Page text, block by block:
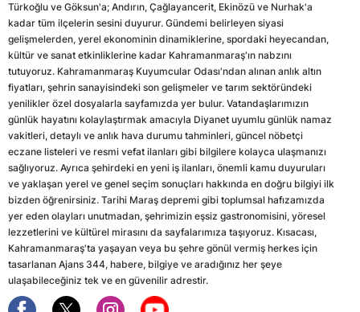
Türkoğlu ve Göksun'a; Andırın, Çağlayancerit, Ekinözü ve Nurhak'a
kadar tüm ilçelerin sesini duyurur. Gündemi belirleyen siyasi
gelişmelerden, yerel ekonominin dinamiklerine, spordaki heyecandan,
kültür ve sanat etkinliklerine kadar Kahramanmaraş'ın nabzını
tutuyoruz. Kahramanmaraş Kuyumcular Odası'ndan alınan anlık altın
fiyatları, şehrin sanayisindeki son gelişmeler ve tarım sektöründeki
yenilikler özel dosyalarla sayfamızda yer bulur. Vatandaşlarımızın
günlük hayatını kolaylaştırmak amacıyla Diyanet uyumlu günlük namaz
vakitleri, detaylı ve anlık hava durumu tahminleri, güncel nöbetçi
eczane listeleri ve resmi vefat ilanları gibi bilgilere kolayca ulaşmanızı
sağlıyoruz. Ayrıca şehirdeki en yeni iş ilanları, önemli kamu duyuruları
ve yaklaşan yerel ve genel seçim sonuçları hakkında en doğru bilgiyi ilk
bizden öğrenirsiniz. Tarihi Maraş depremi gibi toplumsal hafızamızda
yer eden olayları unutmadan, şehrimizin eşsiz gastronomisini, yöresel
lezzetlerini ve kültürel mirasını da sayfalarımıza taşıyoruz. Kısacası,
Kahramanmaraş'ta yaşayan veya bu şehre gönül vermiş herkes için
tasarlanan Ajans 344, habere, bilgiye ve aradığınız her şeye
ulaşabileceğiniz tek ve en güvenilir adrestir.